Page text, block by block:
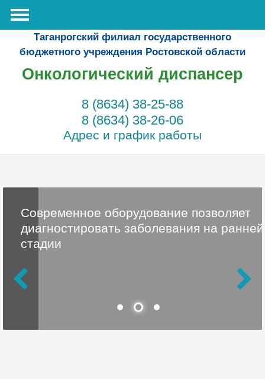
Таганрогский филиал государственного
бюджетного учреждения Ростовской области
Онкологический диспансер
8 (8634) 38-25-88
8 (8634) 38-26-06
Адрес и график работы
Современное оборудование позволяет
диагностировать заболевания на ранней
стадии